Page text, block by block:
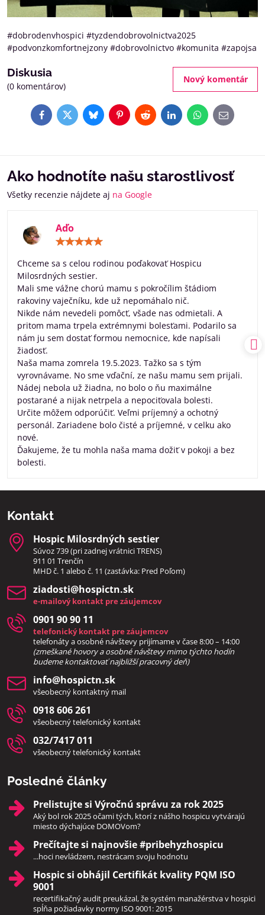
#dobrodenvhospici #tyzdendobrovolnictva2025
#podvonzkomfortnejzony #dobrovolnictvo #komunita #zapojsa
Diskusia
(0 komentárov)
Nový komentár
FacebookTwitterBlueskyPinterestRedditLinkedInWhatsApp
E-
mail
Ako hodnotíte našu starostlivosť
Všetky recenzie nájdete aj na Google
Aďo
5
Chceme sa s celou rodinou poďakovať Hospicu
Milosrdných sestier.
Mali sme vážne chorú mamu s pokročílim štádiom
rakoviny vaječníku, kde už nepomáhalo nič.
Nikde nám nevedeli pomôcť, všade nas odmietali. A
pritom mama trpela extrémnymi bolesťami. Podarilo sa
nám ju sem dostať formou nemocnice, kde napísali
žiadosť.
Naša mama zomrela 19.5.2023. Tažko sa s tým
vyrovnávame. No sme vďační, ze našu mamu sem prijali.
Nádej nebola už žiadna, no bolo o ňu maximálne
postarané a nijak netrpela a nepociťovala bolesti.
Určite môžem odporúčiť. Veľmi príjemný a ochotný
personál. Zariadene bolo čisté a príjemné, v celku ako
nové.
Ďakujeme, že tu mohla naša mama dožiť v pokoji a bez
bolesti.
Kontakt
Hospic Milosrdných sestier
Súvoz 739 (pri zadnej vrátnici TRENS)
911 01 Trenčín
MHD č. 1 alebo č. 11 (zastávka: Pred Poľom)
ziadosti​@hospictn​.sk
e-mailový kontakt pre záujemcov
0901 90 90 11
telefonický kontakt pre záujemcov
telefonáty a osobné návštevy prijímame v čase 8:00 – 14:00
(zmeškané hovory a osobné návštevy mimo týchto hodín
budeme kontaktovať najbližší pracovný deň)
info​@hospictn​.sk
všeobecný kontaktný mail
0918 606 261
všeobecný telefonický kontakt
032/7417 011
všeobecný telefonický kontakt
Posledné články
Prelistujte si Výročnú správu za rok 2025
Aký bol rok 2025 očami tých, ktorí z nášho hospicu vytvárajú
miesto dýchajúce DOMOVom?
Prečítajte si najnovšie #pribehyzhospicu
...hoci nevládzem, nestrácam svoju hodnotu
Hospic si obhájil Certifikát kvality PQM ISO
9001
recertifikačný audit preukázal, že systém manažérstva v hospici
spĺňa požiadavky normy ISO 9001: 2015